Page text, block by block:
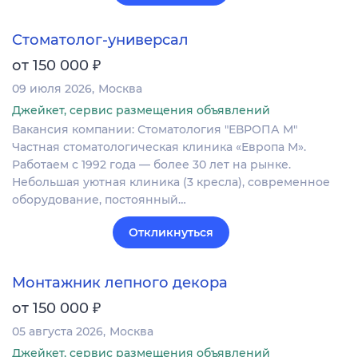
Стоматолог-универсал
от 150 000 ₽
09 июля 2026 Москва
Джейкет, сервис размещения объявлений
Вакансия компании: Стоматология "ЕВРОПА М"
Частная стоматологическая клиника «Европа М».
Работаем с 1992 года — более 30 лет на рынке.
Небольшая уютная клиника (3 кресла), современное
оборудование, постоянный…
Откликнуться
Монтажник лепного декора
от 150 000 ₽
05 августа 2026 Москва
Джейкет, сервис размещения объявлений